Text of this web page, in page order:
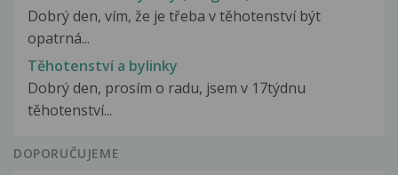
Dobrý den, vím, že je třeba v těhotenství být
opatrná...
Těhotenství a bylinky
Dobrý den, prosím o radu, jsem v 17týdnu
těhotenství...
DOPORUČUJEME